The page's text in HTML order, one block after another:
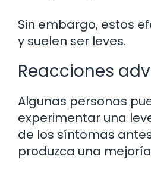
Sin embargo, estos
y suelen ser leves.
Reacciones
Algunas personas
experimentar una
de los síntomas
produzca una